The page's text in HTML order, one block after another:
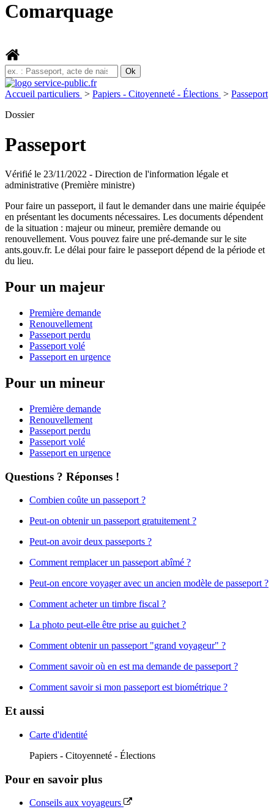
Comarquage
Accueil particuliers > Papiers - Citoyenneté - Élections > Passeport
Dossier
Passeport
Vérifié le 23/11/2022 - Direction de l'information légale et
administrative (Première ministre)
Pour faire un passeport, il faut le demander dans une mairie équipée
en présentant les documents nécessaires. Les documents dépendent
de la situation : majeur ou mineur, première demande ou
renouvellement. Vous pouvez faire une pré-demande sur le site
ants.gouv.fr. Le délai pour faire le passeport dépend de la période et
du lieu.
Pour un majeur
Première demande
Renouvellement
Passeport perdu
Passeport volé
Passeport en urgence
Pour un mineur
Première demande
Renouvellement
Passeport perdu
Passeport volé
Passeport en urgence
Questions ? Réponses !
Combien coûte un passeport ?
Peut-on obtenir un passeport gratuitement ?
Peut-on avoir deux passeports ?
Comment remplacer un passeport abîmé ?
Peut-on encore voyager avec un ancien modèle de passeport ?
Comment acheter un timbre fiscal ?
La photo peut-elle être prise au guichet ?
Comment obtenir un passeport "grand voyageur" ?
Comment savoir où en est ma demande de passeport ?
Comment savoir si mon passeport est biométrique ?
Et aussi
Carte d'identité
Papiers - Citoyenneté - Élections
Pour en savoir plus
Conseils aux voyageurs